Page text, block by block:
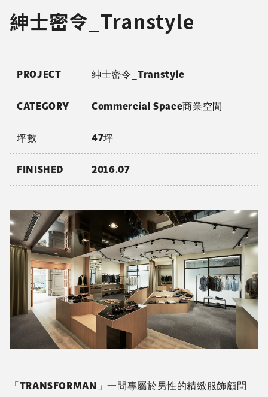
紳士密令_Transtyle
PROJECT 紳士密令_Transtyle
CATEGORY Commercial Space商業空間
坪數 47坪
FINISHED 2016.07
「TRANSFORMAN」一間專屬於男性的精緻服飾顧問